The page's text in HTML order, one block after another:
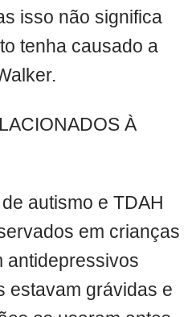
isso não significa
tenha causado a
À
autismo e TDAH
em crianças
antidepressivos
estavam grávidas e